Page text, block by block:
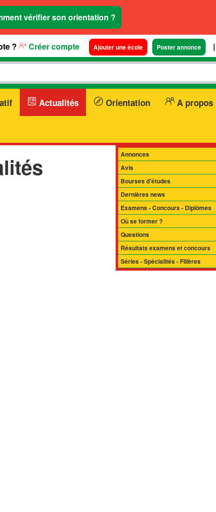
vérifier son orientation ?
? Créer compte Ajouter une école Poster annonce |
Actualités Orientation A propos
Annonces
Avis
Bourses d'études
Dernières news
Examens - Concours - Diplômes
Où se former ?
Questions
Résultats examens et concours
Séries - Spécialités - Filières